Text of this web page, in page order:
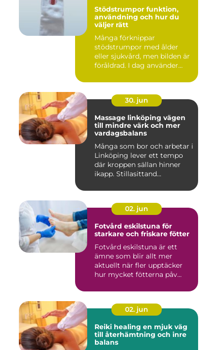
Stödstrumpor funktion,
användning och hur du
väljer rätt
Många förknippar
stödstrumpor med ålder
eller sjukvård, men bilden är
föråldrad. I dag använder
30. jun
Massage linköping vägen
till mindre värk och mer
vardagsbalans
Många som bor och arbetar i
Linköping lever ett tempo
där kroppen sällan hinner
ikapp. Stillasittand...
02. jun
Fotvård eskilstuna för
starkare och friskare fötter
Fotvård eskilstuna är ett
ämne som blir allt mer
aktuellt när fler upptäcker
hur mycket fötterna påv...
02. jun
Reiki healing en mjuk väg
till återhämtning och inre
balans